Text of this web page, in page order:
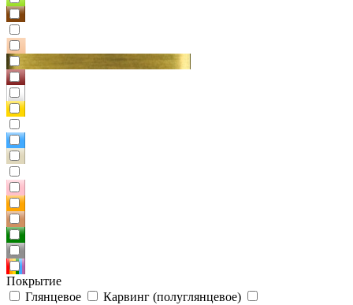
Покрытие
Глянцевое
Карвинг (полуглянцевое)